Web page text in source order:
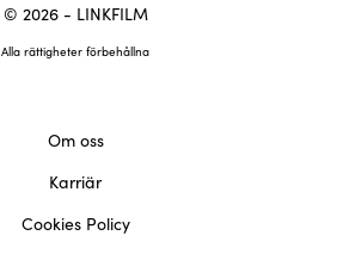
© 2026 - LINKFILM
Alla rättigheter förbehållna
Om oss
Karriär
Cookies Policy